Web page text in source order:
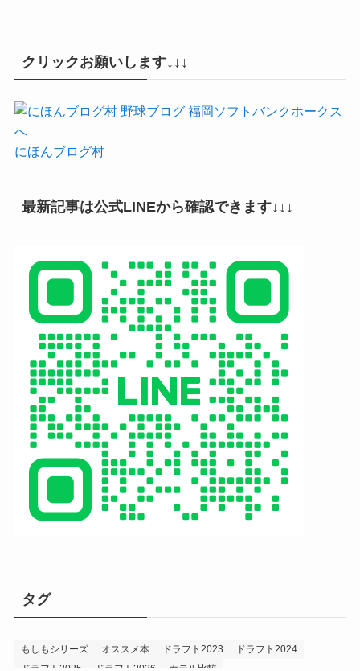
クリックお願いします↓↓↓
にほんブログ村
最新記事は公式LINEから確認できます↓↓↓
タグ
もしもシリーズ オススメ本 ドラフト2023
ドラフト2024
ドラフト2025
ドラフト2026 ホテル比較